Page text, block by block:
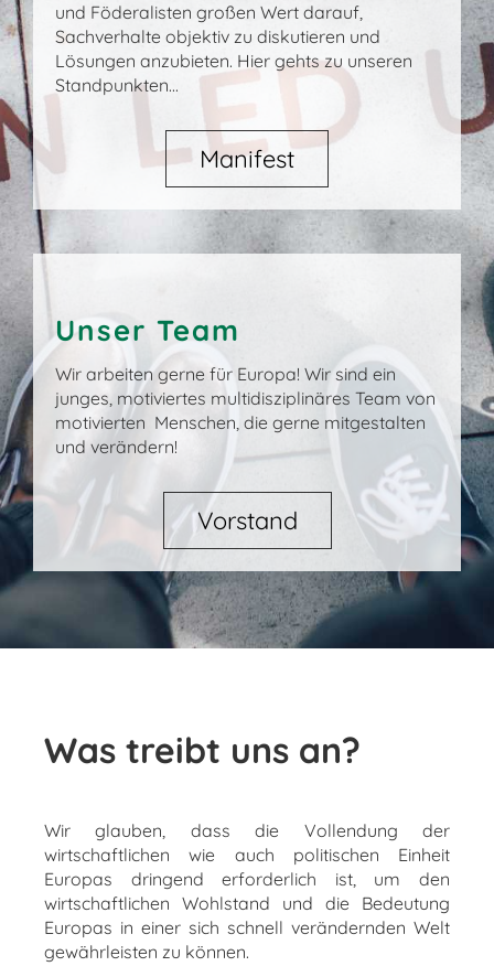
und Föderalisten großen Wert darauf,
Sachverhalte objektiv zu diskutieren und
Lösungen anzubieten. Hier gehts zu unseren
Standpunkten...
Manifest
Unser Team
Wir arbeiten gerne für Europa! Wir sind ein
junges, motiviertes multidisziplinäres Team von
motivierten Menschen, die gerne mitgestalten
und verändern!
Vorstand
Was treibt uns an?
Wir glauben, dass die Vollendung der
wirtschaftlichen wie auch politischen Einheit
Europas dringend erforderlich ist, um den
wirtschaftlichen Wohlstand und die Bedeutung
Europas in einer sich schnell verändernden Welt
gewährleisten zu können.